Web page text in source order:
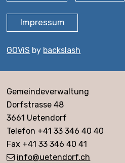
Impressum
GOViS by backslash
Adresse
Gemeindeverwaltung
Dorfstrasse 48
3661 Uetendorf
Telefon +41 33 346 40 40
Fax +41 33 346 40 41
info@uetendorf.ch